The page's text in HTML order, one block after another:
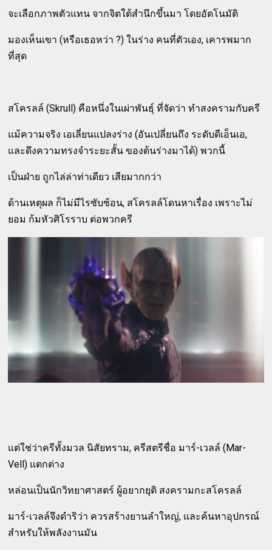
จะเลือกภาพตัวแทน จากจิตใต้สำนึกขึ้นมา โดยอัตโนมัติ
มองเห็นเขา (หรือเธอหว่า ?) ในร่าง คนที่ตัวเอง, เคารพมาก
ที่สุด
สโครลล์ (Skrull) คือหนึ่งในเผ่าพันธุ์ ที่จัดว่า ทำสงครามกับครี
แม้ความจริง เอเลี่ยนแปลงร่าง (อันเปลี่ยนถึง ระดับดีเอ็นเอ,
และดึงความทรงจำระยะสั้น ของต้นร่างมาได้) พวกนี้
เป็นฝ่าย ถูกไล่ล่าท่าเดียว เสียมากกว่า
ด้านเหตุผล ก็ไม่มีไรซับซ้อน, สโครลล์โดนหาเรื่อง เพราะไม่
ยอม ก้มหัวศิโรราบ ต่อพวกครี
แต่ใช่ว่าครีทั้งมวล นิสัยทราม, ครีสตรีชื่อ มาร์-เวลล์ (Mar-
Vell) แตกต่าง
หล่อนเป็นนักวิทยาศาสตร์ ผู้อยากยุติ สงครามกะสโครลล์
มาร์-เวลล์จึงดำริว่า ควรสร้างยานลำใหญ่, และค้นหาอุปกรณ์
สำหรับให้พลังงานมัน